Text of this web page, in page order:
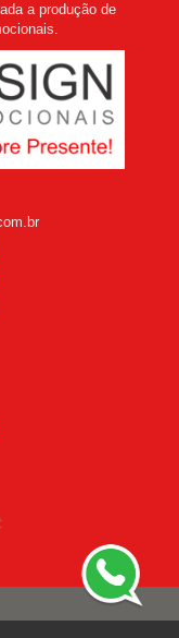
a produção de